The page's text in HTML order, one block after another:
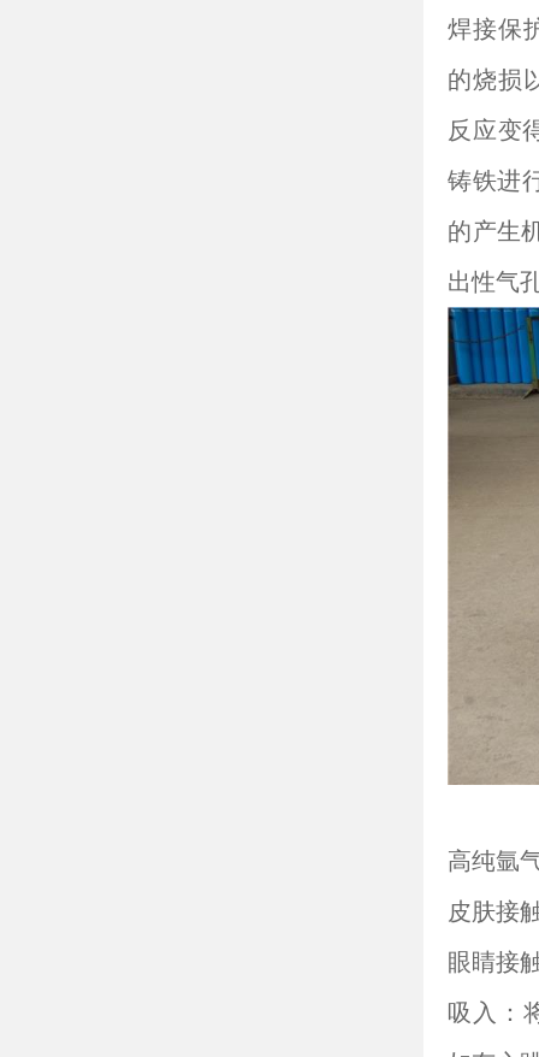
焊接保
的烧损
反应变
铸铁进
的产生
出性气
高纯氩
皮肤接
眼睛接
吸入：